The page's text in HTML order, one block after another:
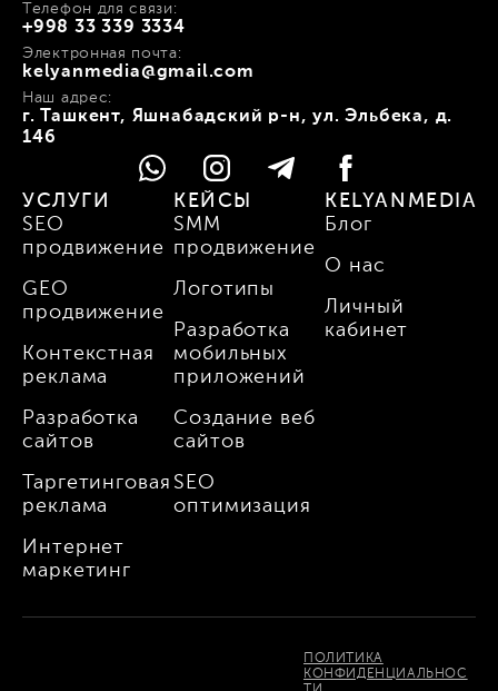
+998 33 339 3334
Телефон для связи:
kelyanmedia@gmail.com
Электронная почта:
г. Ташкент, Яшнабадский р-н, ул. Эльбека, д.
146
Наш адрес:
УСЛУГИ
SEO
продвижение
GEO
продвижение
Контекстная
реклама
Разработка
сайтов
Таргетинговая
реклама
Интернет
маркетинг
КЕЙСЫ
SMM
продвижение
Логотипы
Разработка
мобильных
приложений
Создание веб
сайтов
SEO
оптимизация
KELYANMEDIA
Блог
О нас
Личный
кабинет
ПОЛИТИКА
КОНФИДЕНЦИАЛЬНОС